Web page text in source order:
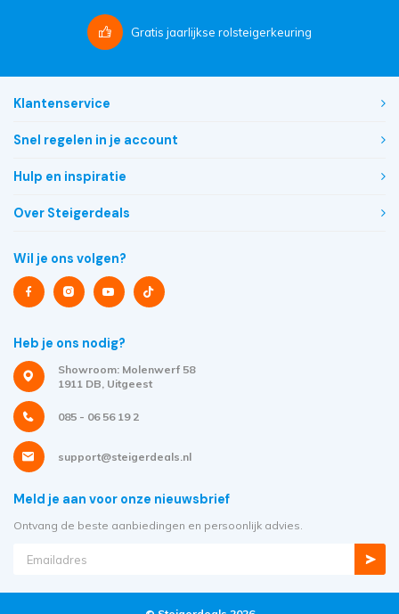
Gratis jaarlijkse rolsteigerkeuring
Klantenservice
Snel regelen in je account
Hulp en inspiratie
Over Steigerdeals
Wil je ons volgen?
Heb je ons nodig?
Showroom: Molenwerf 58
1911 DB, Uitgeest
085 - 06 56 19 2
support@steigerdeals.nl
Meld je aan voor onze nieuwsbrief
Ontvang de beste aanbiedingen en persoonlijk advies.